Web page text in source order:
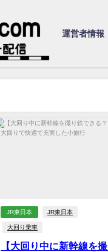
運営者情
JR東日本 JR東日本
大回り乗車
【大回り中に新幹線を撮